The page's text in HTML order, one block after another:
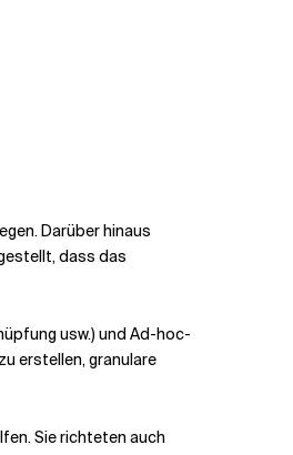
Darüber hinaus
dass das
usw.) und Ad-hoc-
erstellen, granulare
Sie richteten auch